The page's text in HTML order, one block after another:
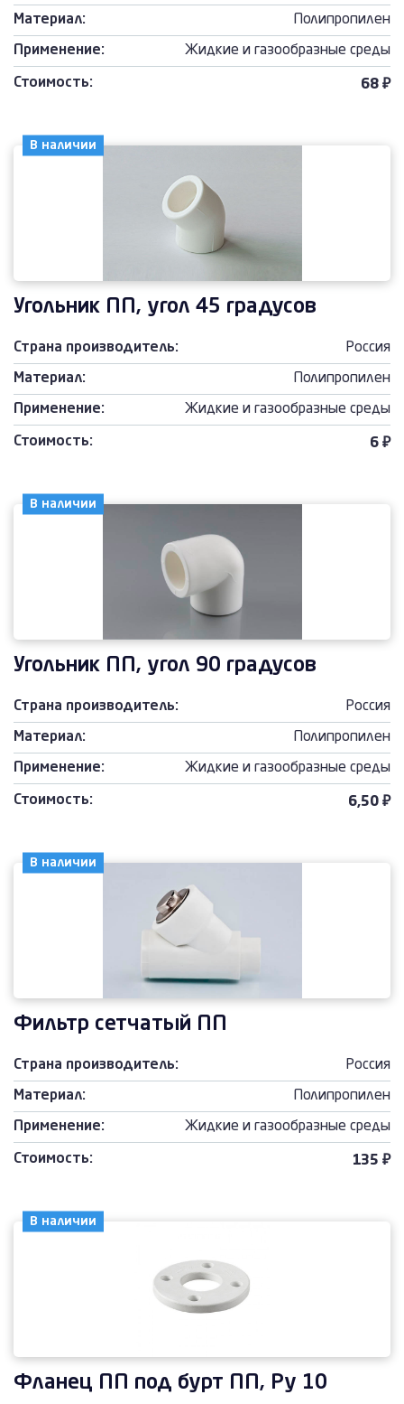
Материал: Полипропилен
Применение: Жидкие и газообразные среды
Стоимость: 68 ₽
В наличии
Угольник ПП, угол 45 градусов
Страна производитель: Россия
Материал: Полипропилен
Применение: Жидкие и газообразные среды
Стоимость: 6 ₽
В наличии
Угольник ПП, угол 90 градусов
Страна производитель: Россия
Материал: Полипропилен
Применение: Жидкие и газообразные среды
Стоимость: 6,50 ₽
В наличии
Фильтр сетчатый ПП
Страна производитель: Россия
Материал: Полипропилен
Применение: Жидкие и газообразные среды
Стоимость: 135 ₽
В наличии
Фланец ПП под бурт ПП, Ру 10